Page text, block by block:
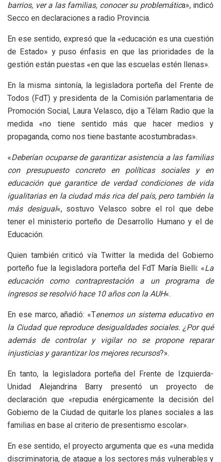
barrios, ver a las familias, conocer su problemática», indicó
Secco en declaraciones a radio Provincia.
En ese sentido, expresó que la «educación es una cuestión
de Estado» y puso énfasis en que las prioridades de la
gestión están puestas «en que las escuelas estén llenas».
En la misma sintonía, la legisladora porteña del Frente de
Todos (FdT) y presidenta de la Comisión parlamentaria de
Promoción Social, Laura Velasco, dijo a Télam Radio que la
medida «no tiene sentido más que hacer medios y
propaganda, como nos tiene bastante acostumbradas».
«Deberían ocuparse de garantizar asistencia a las familias
con presupuesto concreto en políticas sociales y en
educación que garantice de verdad condiciones de vida
igualitarias en la ciudad más rica del país, pero también la
más desigual«, sostuvo Velasco sobre el rol que debe
tener el ministerio porteño de Desarrollo Humano y el de
Educación.
Quien también criticó vía Twitter la medida del Gobierno
porteño fue la legisladora porteña del FdT María Bielli: «La
educación como contraprestación a un programa de
ingresos se resolvió hace 10 años con la AUH«.
En ese marco, añadió: «Tenemos un sistema educativo en
la Ciudad que reproduce desigualdades sociales. ¿Por qué
además de controlar y vigilar no se propone reparar
injusticias y garantizar los mejores recursos?».
En tanto, la legisladora porteña del Frente de Izquierda-
Unidad Alejandrina Barry presentó un proyecto de
declaración que «repudia enérgicamente la decisión del
Gobierno de la Ciudad de quitarle los planes sociales a las
familias en base al criterio de presentismo escolar».
En ese sentido, el proyecto argumenta que es «una medida
discriminatoria, de ataque a los sectores más vulnerables y